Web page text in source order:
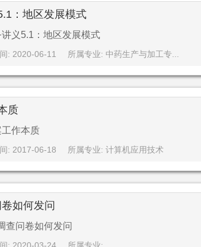
：地区发展模式
义5.1：地区发展模式
间: 2020-06-11 所属专业: 中药生产与加工专...
质
作本质
间: 2017-06-18 所属专业: 计算机应用技术
如何发问
查问卷如何发问